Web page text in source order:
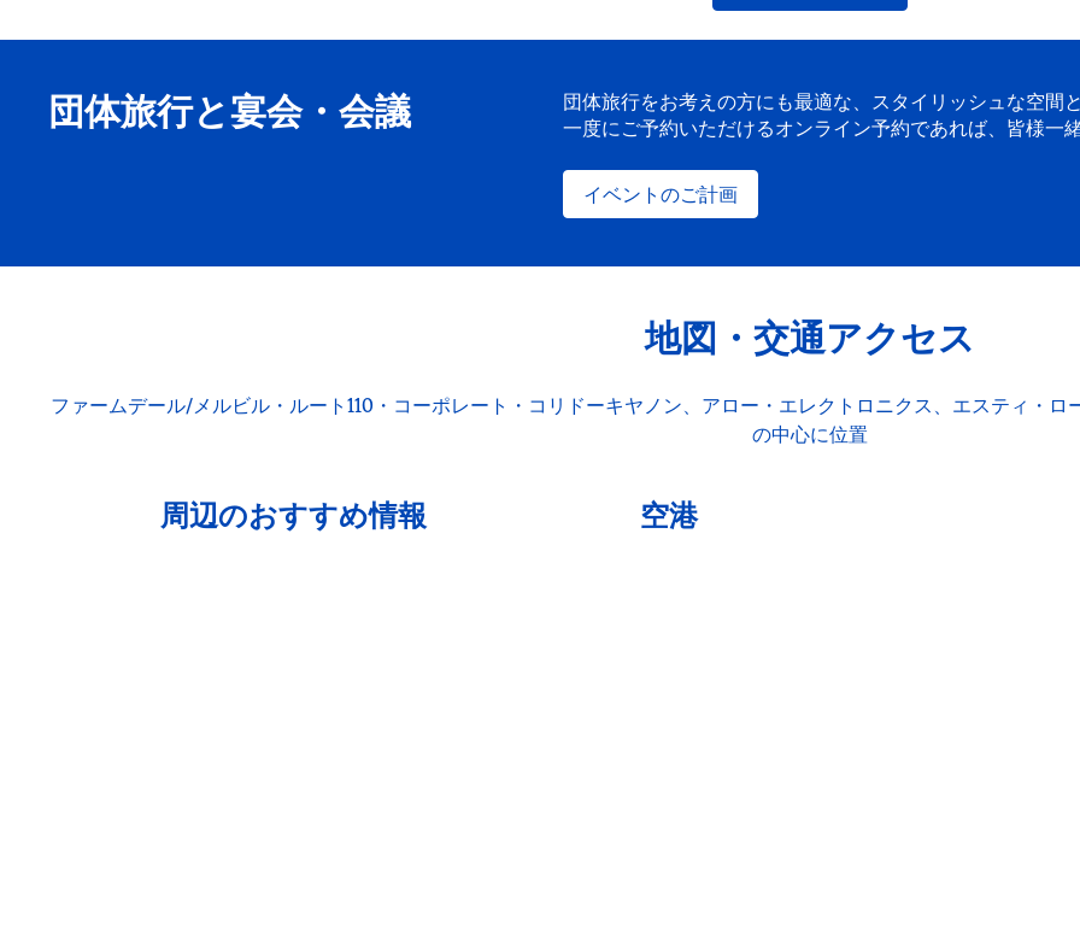
団体旅行と宴会・会議
団体旅行をお考えの方にも最適な、スタイリッシュな空間
一度にご予約いただけるオンライン予約であれば、皆様一
イベントのご計画
地図・交通アクセス
ファームデール/メルビル・ルート110・コーポレート・コリドーキヤノン、アロー・エレクトロニクス、エスティ・
の中心に位置
周辺のおすすめ情報 空港